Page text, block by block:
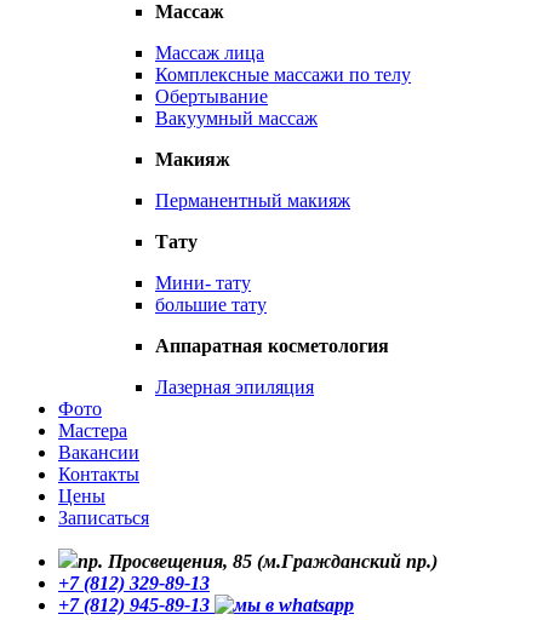
Массаж
Массаж лица
Комплексные массажи по телу
Обертывание
Вакуумный массаж
Макияж
Перманентный макияж
Тату
Мини- тату
большие тату
Аппаратная косметология
Лазерная эпиляция
Фото
Мастера
Вакансии
Контакты
Цены
Записаться
пр. Просвещения, 85 (м.Гражданский пр.)
+7 (812) 329-89-13
+7 (812) 945-89-13